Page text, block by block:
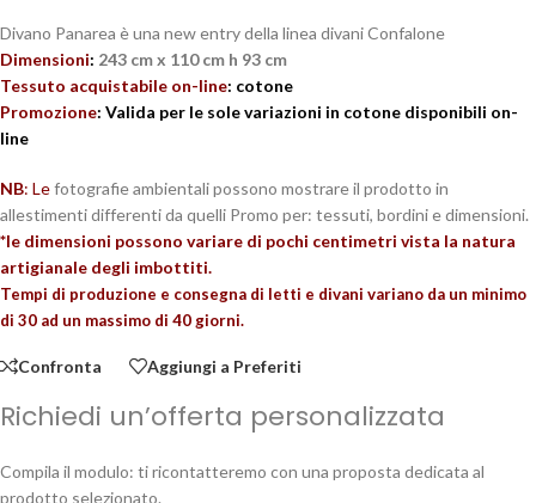
Divano Panarea è una new entry della linea divani Confalone
Dimensioni: 243 cm x 110 cm h 93 cm
Tessuto acquistabile on-line: cotone
Promozione: Valida per le sole variazioni in cotone disponibili on-
line
NB: Lefotografie ambientali possono mostrare il prodotto in
allestimenti differenti da quelli Promo per: tessuti, bordini e dimensioni.
*le dimensioni possono variare di pochi centimetri vista la natura
artigianale degli imbottiti.
Tempi di produzione e consegna di letti e divani variano da un minimo
di 30 ad un massimo di 40 giorni.
Confronta Aggiungi a Preferiti
Richiedi un’offerta personalizzata
Compila il modulo: ti ricontatteremo con una proposta dedicata al
prodotto selezionato.